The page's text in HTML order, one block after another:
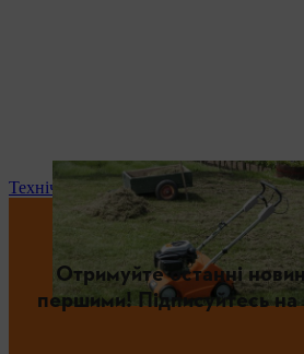
Технічне обслуговування та ремонт
Отримуйте останні
першими! Підписуйтесь на